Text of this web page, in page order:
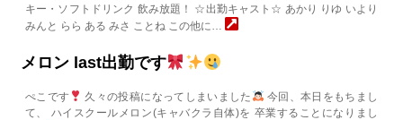
キー・ソフトドリンク 飲み放題！ ☆出勤キャスト☆ あかり りゆ いより
みんと らら ある みさ ことね この他に…
メロン last出勤です
ぺこです 久々の投稿になってしまいました
今回、本日をもちまし
て、 ハイスクールメロン(キャバクラ自体)を 卒業することになりまし